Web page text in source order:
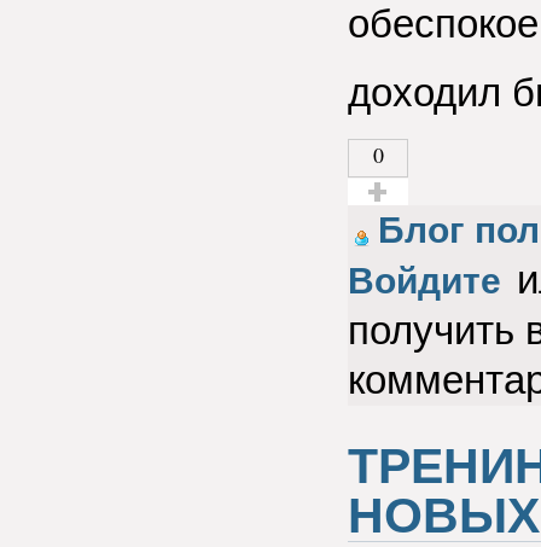
доходил
0
Голос за!
Блог
Войдите
получить